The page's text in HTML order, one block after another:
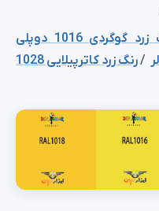
رنگ زرد گوگردی 1016 دوپلی
/
رنگ زرد کاترپیلایی 1028